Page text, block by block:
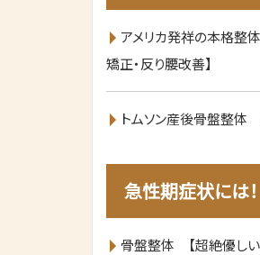
アメリカ発祥の本格
矯正・反り腰改善】
トムソン産後骨盤整体
急性期症状には！
骨盤整体 【超絶優しい